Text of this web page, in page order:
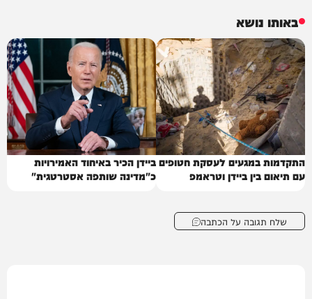
באותו נושא
התקדמות במגעים לעסקת חטופים
עם תיאום בין ביידן וטראמפ
ביידן הכיר באיחוד האמירויות
כ"מדינה שותפה אסטרטגית"
שלח תגובה על הכתבה